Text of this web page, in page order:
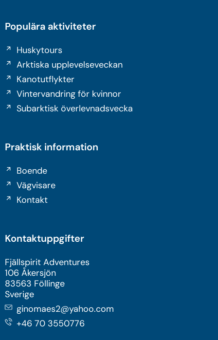
Populära aktiviteter
Huskytours
Arktiska upplevelseveckan
Kanotutflykter
Vintervandring för kvinnor
Subarktisk överlevnadsvecka
Praktisk information
Boende
Vägvisare
Kontakt
Kontaktuppgifter
Fjällspirit Adventures
106 Åkersjön
83563 Föllinge
Sverige
ginomaes2@yahoo.com
+46 70 3550776